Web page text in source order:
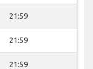
21:59
21:59
21:59